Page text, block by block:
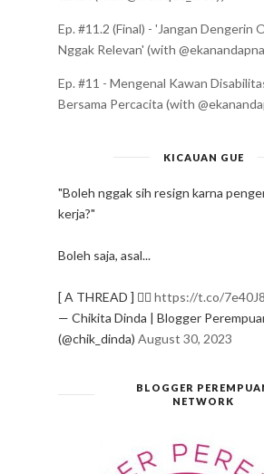
Ep. #11.2 (Final) - 'Jangan Dengerin
Nggak Relevan' (with
Ep. #11 - Mengenal Kawan
Bersama Percacita (with
KICAUAN GUE
"Boleh nggak sih resign karna
kerja?"
Boleh saja, asal...
[ A THREAD ] ✍🏻 https://t.co/
— Chikita Dinda | Blogger
(@chik_dinda) August 30, 2023
BLOGGER
NETWORK